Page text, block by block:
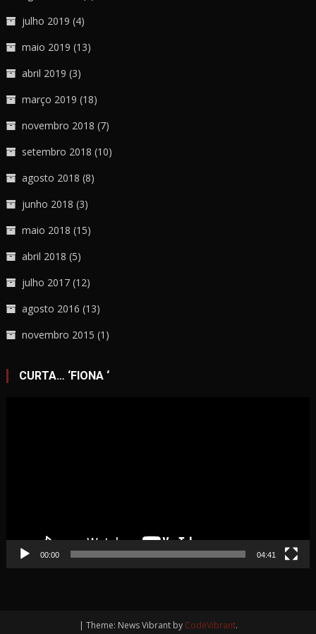
julho 2019 (4)
maio 2019 (13)
abril 2019 (3)
março 2019 (18)
novembro 2018 (7)
setembro 2018 (10)
agosto 2018 (8)
junho 2018 (3)
maio 2018 (15)
abril 2018 (5)
julho 2017 (12)
agosto 2016 (13)
novembro 2015 (1)
CURTA… ‘FIONA ‘
00:00 04:41
| Theme: News Vibrant by CodeVibrant.